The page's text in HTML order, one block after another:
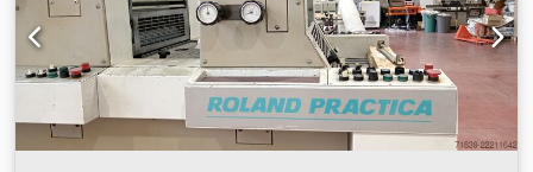
κυλίνδρου αντικατάστασης - Σύστημα ψύξης και κυκλοφορίας
ύγρανσης: Technotrans Παραλαβή - Κανονική στοίβαξη
εξόδου - Συσκευή πούδρας